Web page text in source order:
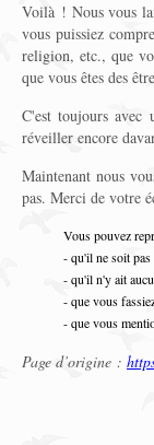
Voilà ! Nous vous
vous puissiez
religion, etc., que
que vous êtes des
C'est toujours avec
réveiller encore
Maintenant nous
pas. Merci de votre
Vous pouvez
- qu'il ne soit pas
- qu'il n'y ait
- que vous
- que vous
Page d’origine :